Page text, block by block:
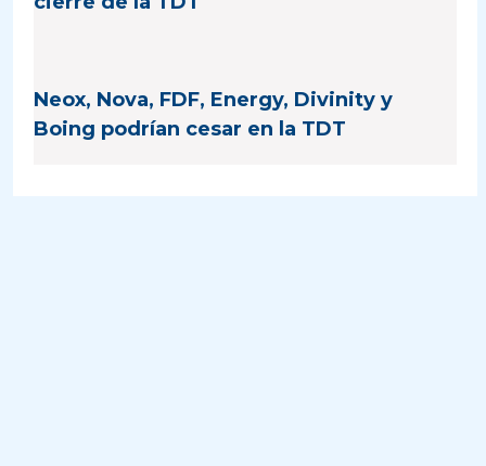
Neox, Nova, FDF, Energy, Divinity y
Boing podrían cesar en la TDT